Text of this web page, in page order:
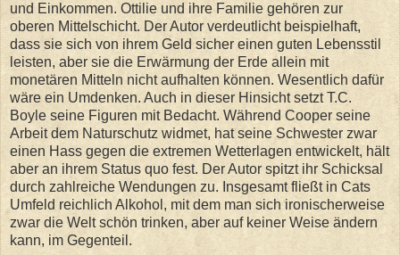
und Einkommen. Ottilie und ihre Familie gehören zur
oberen Mittelschicht. Der Autor verdeutlicht beispielhaft,
dass sie sich von ihrem Geld sicher einen guten Lebensstil
leisten, aber sie die Erwärmung der Erde allein mit
monetären Mitteln nicht aufhalten können. Wesentlich dafür
wäre ein Umdenken. Auch in dieser Hinsicht setzt T.C.
Boyle seine Figuren mit Bedacht. Während Cooper seine
Arbeit dem Naturschutz widmet, hat seine Schwester zwar
einen Hass gegen die extremen Wetterlagen entwickelt, hält
aber an ihrem Status quo fest. Der Autor spitzt ihr Schicksal
durch zahlreiche Wendungen zu. Insgesamt fließt in Cats
Umfeld reichlich Alkohol, mit dem man sich ironischerweise
zwar die Welt schön trinken, aber auf keiner Weise ändern
kann, im Gegenteil.